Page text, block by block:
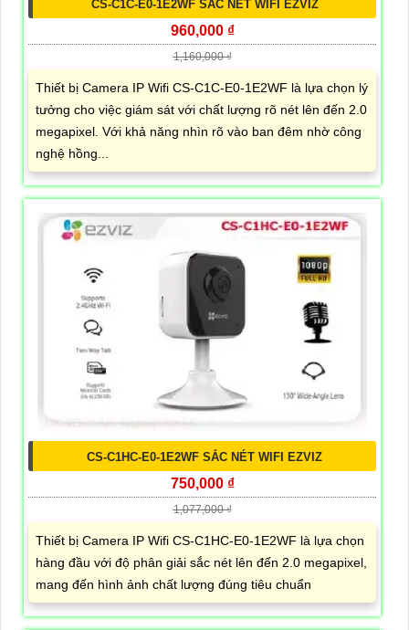
CS-C1C-E0-1E2WF SẮC NÉT WIFI EZVIZ
960,000 ₫
1,160,000 ₫
Thiết bị Camera IP Wifi CS-C1C-E0-1E2WF là lựa chọn lý
tưởng cho việc giám sát với chất lượng rõ nét lên đến 2.0
megapixel. Với khả năng nhìn rõ vào ban đêm nhờ công
nghệ hồng...
CS-C1HC-E0-1E2WF SẮC NÉT WIFI EZVIZ
750,000 ₫
1,077,000 ₫
Thiết bị Camera IP Wifi CS-C1HC-E0-1E2WF là lựa chọn
hàng đầu với độ phân giải sắc nét lên đến 2.0 megapixel,
mang đến hình ảnh chất lượng đúng tiêu chuẩn